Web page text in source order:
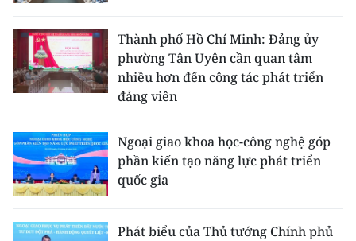
Thành phố Hồ Chí Minh: Đảng ủy
phường Tân Uyên cần quan tâm
nhiều hơn đến công tác phát triển
đảng viên
Ngoại giao khoa học-công nghệ góp
phần kiến tạo năng lực phát triển
quốc gia
Phát biểu của Thủ tướng Chính phủ